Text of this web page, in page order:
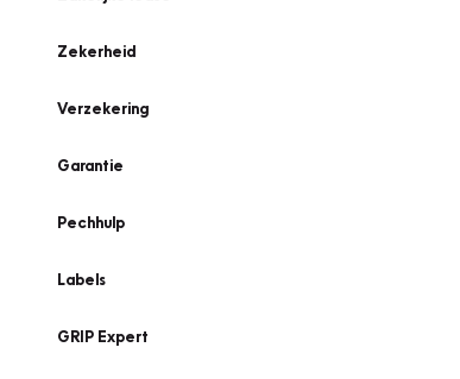
Zekerheid
Verzekering
Garantie
Pechhulp
Labels
GRIP Expert